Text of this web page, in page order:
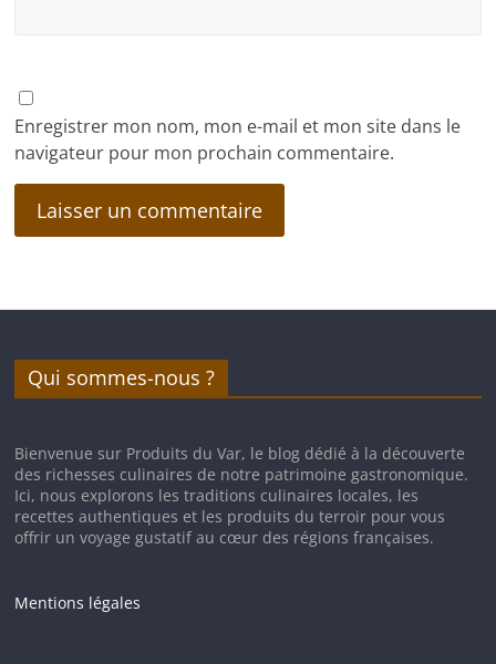
Enregistrer mon nom, mon e-mail et mon site dans le
navigateur pour mon prochain commentaire.
Qui sommes-nous ?
Bienvenue sur Produits du Var, le blog dédié à la découverte
des richesses culinaires de notre patrimoine gastronomique.
Ici, nous explorons les traditions culinaires locales, les
recettes authentiques et les produits du terroir pour vous
offrir un voyage gustatif au cœur des régions françaises.
Mentions légales